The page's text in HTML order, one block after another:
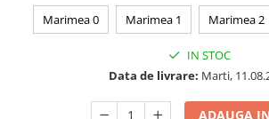
Scaune masa
Igiena si ingrijire bebelusi
Accesorii bebelusi / nou-nascuti
Marimea 0 Marimea 1 Marimea 2
IN STOC
Data de livrare: Marti,
ADAUGA